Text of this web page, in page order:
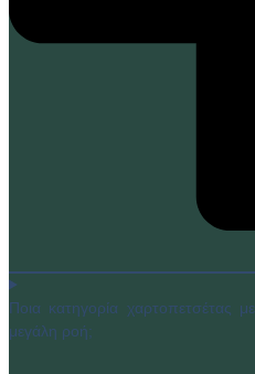
Ποια κατηγορία χαρτοπετσέτας
μεγάλη ροή;